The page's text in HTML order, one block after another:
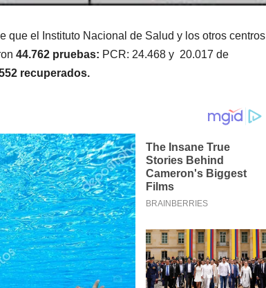
que el Instituto Nacional de Salud y los otros centros
44.762 pruebas: PCR: 24.468 y 20.017 de
recuperados.